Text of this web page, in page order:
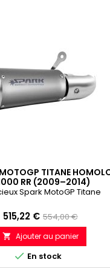
TITANE
RR (2009–2014)
Spark MotoGP Titane
Prix
515,22 € Prix
de
référence
554,00 €
 Ajouter au panier
 En stock